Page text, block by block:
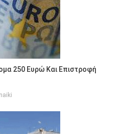
250 Ευρώ Και Επιστροφή